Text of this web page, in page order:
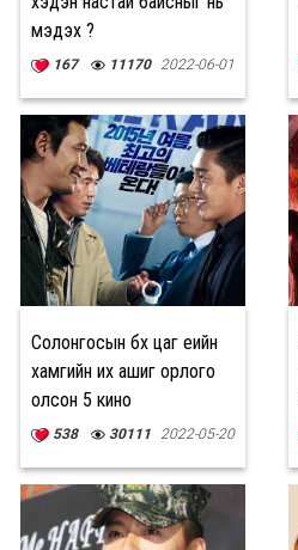
мэдэх үү?
167 11170 2022-06-01
Солонгосын бүх цаг үеийн
хамгийн их ашиг орлого
олсон 5 кино
538 30111 2022-05-20